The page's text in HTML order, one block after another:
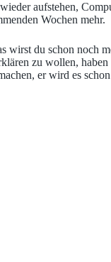
aufstehen,
Wochen mehr.
wirst du schon noch
zu wollen,
er wird es